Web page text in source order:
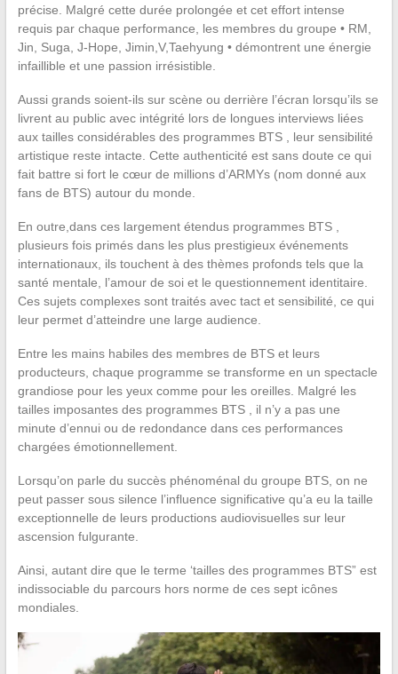
précise. Malgré cette durée prolongée et cet effort intense
requis par chaque performance, les membres du groupe • RM,
Jin, Suga, J-Hope, Jimin,V,Taehyung • démontrent une énergie
infaillible et une passion irrésistible.
Aussi grands soient-ils sur scène ou derrière l’écran lorsqu’ils se
livrent au public avec intégrité lors de longues interviews liées
aux tailles considérables des programmes BTS , leur sensibilité
artistique reste intacte. Cette authenticité est sans doute ce qui
fait battre si fort le cœur de millions d’ARMYs (nom donné aux
fans de BTS) autour du monde.
En outre,dans ces largement étendus programmes BTS ,
plusieurs fois primés dans les plus prestigieux événements
internationaux, ils touchent à des thèmes profonds tels que la
santé mentale, l’amour de soi et le questionnement identitaire.
Ces sujets complexes sont traités avec tact et sensibilité, ce qui
leur permet d’atteindre une large audience.
Entre les mains habiles des membres de BTS et leurs
producteurs, chaque programme se transforme en un spectacle
grandiose pour les yeux comme pour les oreilles. Malgré les
tailles imposantes des programmes BTS , il n’y a pas une
minute d’ennui ou de redondance dans ces performances
chargées émotionnellement.
Lorsqu’on parle du succès phénoménal du groupe BTS, on ne
peut passer sous silence l’influence significative qu’a eu la taille
exceptionnelle de leurs productions audiovisuelles sur leur
ascension fulgurante.
Ainsi, autant dire que le terme ‘tailles des programmes BTS” est
indissociable du parcours hors norme de ces sept icônes
mondiales.